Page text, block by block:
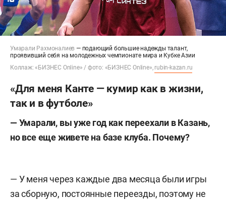
Умарали Рахмоналиев— подающий большие надежды талант,
проявивший себя на молодежных чемпионате мира и Кубке Азии
Коллаж: «БИЗНЕС Online» / фото: «БИЗНЕС Online», rubin-kazan.ru
«Для меня Канте — кумир как в жизни,
так и в футболе»
— Умарали, вы уже год как переехали в Казань,
но все еще живете на базе клуба. Почему?
— У меня через каждые два месяца были игры
за сборную, постоянные переезды, поэтому не